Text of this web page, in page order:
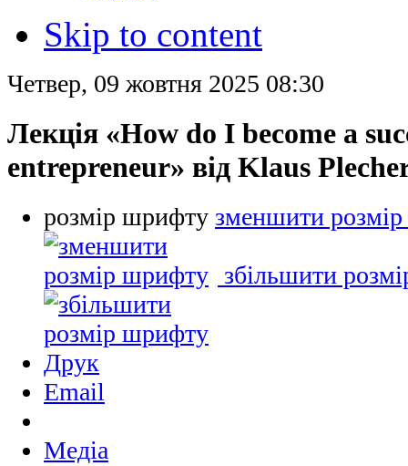
Skip to content
Четвер, 09 жовтня 2025 08:30
Лекція «How do I become a
entrepreneur» від Klaus
розмір шрифту зменшити
збільшити
Друк
Email
Медіа